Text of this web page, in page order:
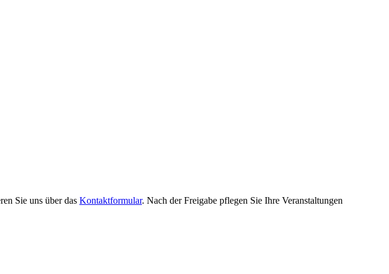
Sie uns über das Kontaktformular. Nach der Freigabe pflegen Sie Ihre Veranstaltungen